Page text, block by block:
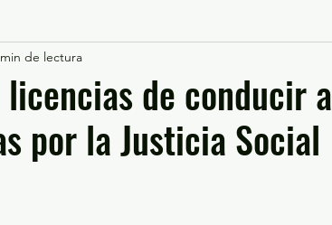
Edoméx 2023
Denuncia Ciudadana
de conducir a
por la Justicia Social
de lectura